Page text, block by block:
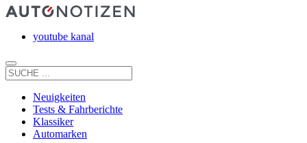
youtube kanal
Neuigkeiten
Tests & Fahrberichte
Klassiker
Automarken